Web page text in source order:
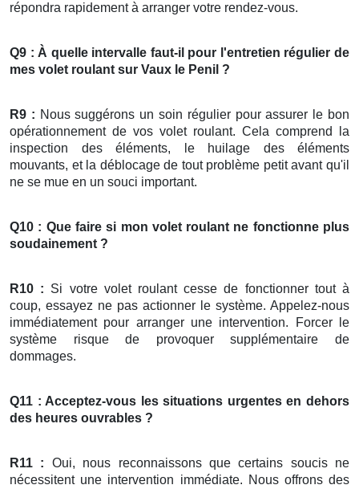
répondra rapidement à arranger votre rendez-vous.
Q9 : À quelle intervalle faut-il pour l'entretien régulier de
mes volet roulant sur Vaux le Penil ?
R9 : Nous suggérons un soin régulier pour assurer le bon
opérationnement de vos volet roulant. Cela comprend la
inspection des éléments, le huilage des éléments
mouvants, et la déblocage de tout problème petit avant qu'il
ne se mue en un souci important.
Q10 : Que faire si mon volet roulant ne fonctionne plus
soudainement ?
R10 : Si votre volet roulant cesse de fonctionner tout à
coup, essayez ne pas actionner le système. Appelez-nous
immédiatement pour arranger une intervention. Forcer le
système risque de provoquer supplémentaire de
dommages.
Q11 : Acceptez-vous les situations urgentes en dehors
des heures ouvrables ?
R11 : Oui, nous reconnaissons que certains soucis ne
nécessitent une intervention immédiate. Nous offrons des